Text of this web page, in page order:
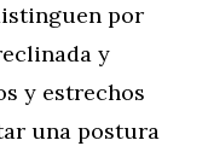
por
y
y estrechos
una postura